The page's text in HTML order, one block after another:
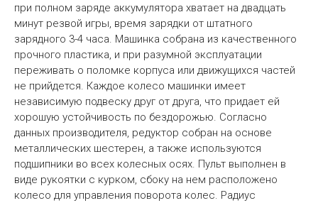
при полном заряде аккумулятора хватает на двадцать
минут резвой игры, время зарядки от штатного
зарядного 3-4 часа. Машинка собрана из качественного
прочного пластика, и при разумной эксплуатации
переживать о поломке корпуса или движущихся частей
не прийдется. Каждое колесо машинки имеет
независимую подвеску друг от друга, что придает ей
хорошую устойчивость по бездорожью. Согласно
данных производителя, редуктор собран на основе
металлических шестерен, а также используются
подшипники во всех колесных осях. Пульт выполнен в
виде рукоятки с курком, сбоку на нем расположено
колесо для управления поворота колес. Радиус